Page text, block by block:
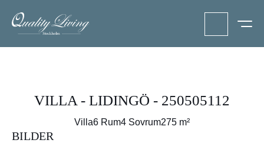
VILLA - LIDINGÖ - 250505112
Villa6 Rum4 Sovrum275 m²
BILDER